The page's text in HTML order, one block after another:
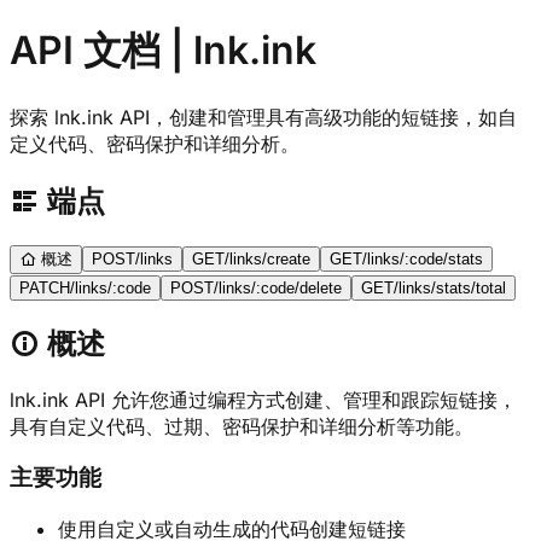
API 文档 | lnk.ink
探索 lnk.ink API，创建和管理具有高级功能的短链接，如自
定义代码、密码保护和详细分析。
端点
概述 POST/links GET/links/create GET/links/:code/stats
PATCH/links/:code POST/links/:code/delete GET/links/stats/total
概述
lnk.ink API 允许您通过编程方式创建、管理和跟踪短链接，
具有自定义代码、过期、密码保护和详细分析等功能。
主要功能
使用自定义或自动生成的代码创建短链接